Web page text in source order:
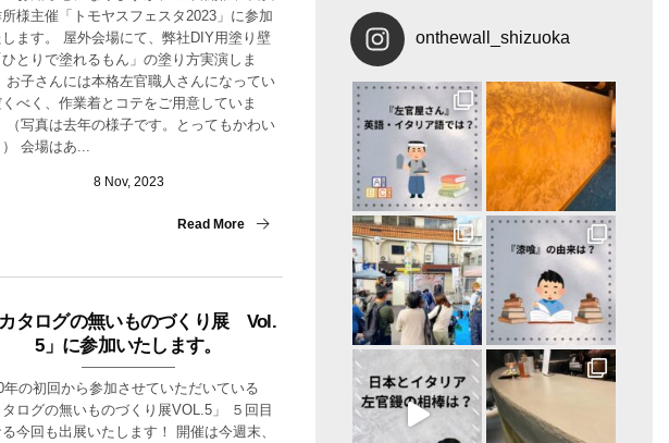
様主催「トモヤスフェスタ2023」に参加
します。 屋外会場にて、弊社DIY用塗り壁
とりで塗れるもん」の塗り方実演しま
お子さんには本格左官職人さんになってい
くべく、作業着とコテをご用意していま
（写真は去年の様子です。とってもかわい
） 会場はあ...
8 Nov, 2023
Read More
カタログの無いものづくり展 Vol.
5」に参加いたします。
年の初回から参加させていただいている
タログの無いものづくり展VOL.5」 ５回目
る今回も出展いたします！ 開催は今週末、
onthewall_shizuoka